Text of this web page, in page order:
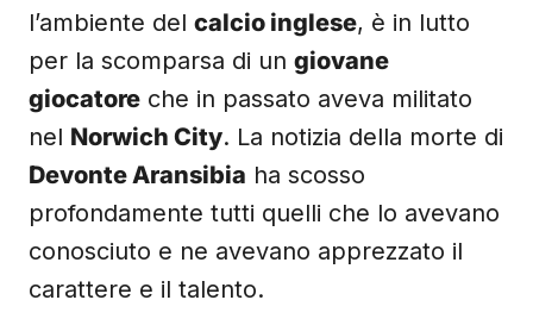
l’ambiente del calcio inglese, è in lutto
per la scomparsa di un giovane
giocatore che in passato aveva militato
nel Norwich City. La notizia della morte di
Devonte Aransibia ha scosso
profondamente tutti quelli che lo avevano
conosciuto e ne avevano apprezzato il
carattere e il talento.